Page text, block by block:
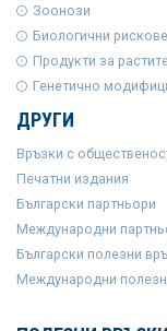
Зоонози
Биологични рискове
Продукти за
Генетично
ДРУГИ
Връзки с
Печатни издания
Български партньори
Международни
Български полезни
Международни